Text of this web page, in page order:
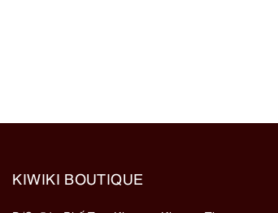
KIWIKI BOUTIQUE